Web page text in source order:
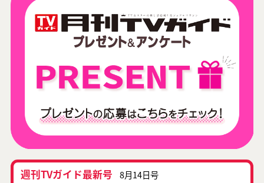
週刊TVガイド最新号 8月14日号